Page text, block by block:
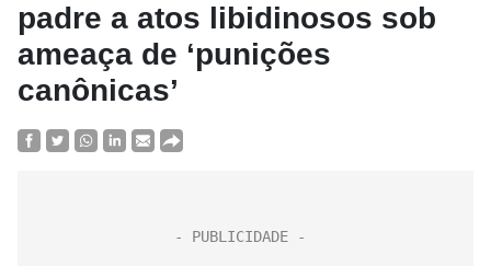
padre a atos libidinosos sob
ameaça de ‘punições
canônicas’